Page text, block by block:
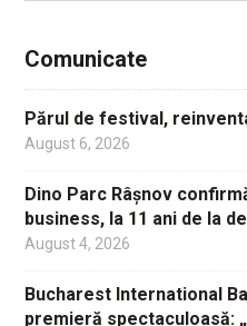
Comunicate
Părul de festival,
August 6, 2026
Dino Parc Râșnov
business, la 11 ani de la
August 4, 2026
Bucharest International
premieră spectaculoasă: